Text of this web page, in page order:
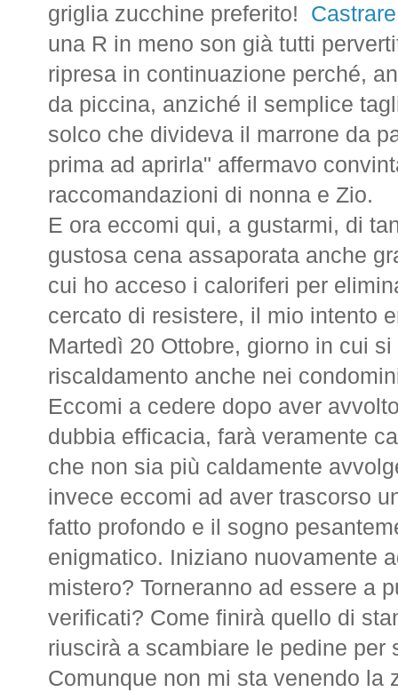
griglia zucchine preferito!
una R in meno son già tutti
ripresa in continuazione perché,
da piccina, anziché il semplice
solco che divideva il marrone da
prima ad aprirla" affermavo
raccomandazioni di nonna e Zio.
E ora eccomi qui, a gustarmi, di
gustosa cena assaporata anche
cui ho acceso i caloriferi per
cercato di resistere, il mio intento
Martedì 20 Ottobre, giorno in cui
riscaldamento anche nei
Eccomi a cedere dopo aver
dubbia efficacia, farà veramente
che non sia più caldamente
invece eccomi ad aver trascorso
fatto profondo e il sogno
enigmatico. Iniziano nuovamente
mistero? Torneranno ad essere a
verificati? Come finirà quello di
riuscirà a scambiare le pedine per
Comunque non mi sta venendo la